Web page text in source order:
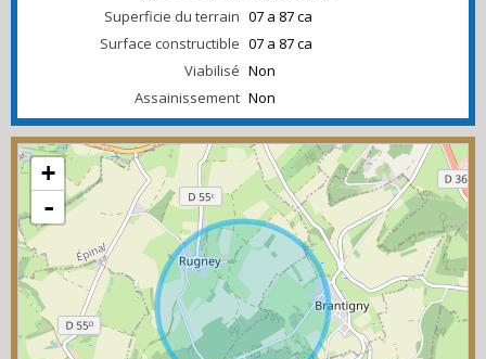
Superficie du terrain 07 a 87 ca
Surface constructible 07 a 87 ca
Viabilisé Non
Assainissement Non
+
-